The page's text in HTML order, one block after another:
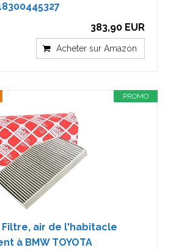
383,90 EUR
Acheter sur Amazon
PROMO
Filtre, air de l'habitacle
à BMW TOYOTA